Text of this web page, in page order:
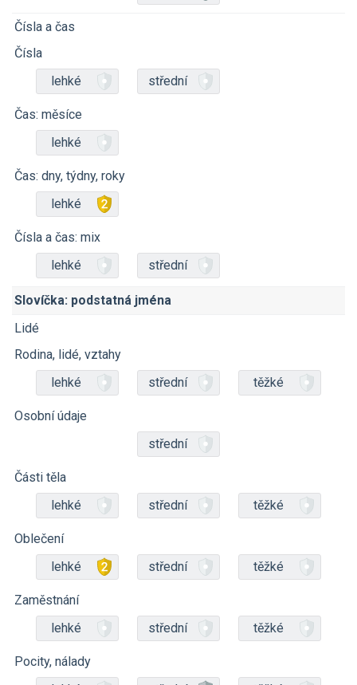
Čísla a čas
Čísla
lehké
střední
Čas: měsíce
lehké
Čas: dny, týdny, roky
lehké
Čísla a čas: mix
lehké
střední
Slovíčka: podstatná jména
Lidé
Rodina, lidé, vztahy
lehké
střední těžké
Osobní údaje
střední
Části těla
lehké
střední těžké
Oblečení
lehké
střední těžké
Zaměstnání
lehké
střední těžké
Pocity, nálady